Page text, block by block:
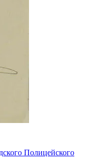
Полицейского